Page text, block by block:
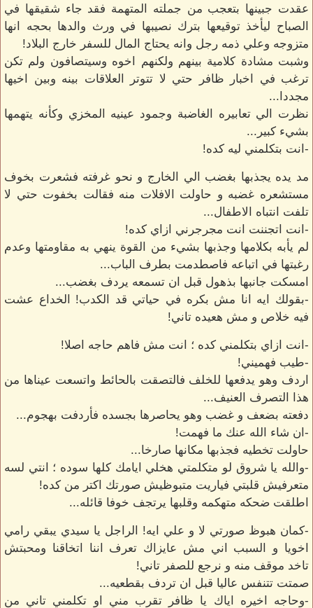
عقدت جبينها بتعجب من جملته المتهمة فقد جاء شقيقها في
الصباح ليأخذ توقيعها بترك نصيبها في ورث والدها بحجه انها
متزوجه وعلي ذمه رجل وانه يحتاج المال للسفر خارج البلاد!
وشبت مشادة كلامية بينهم ولكنهم اخوه وسيتصافون ولم تكن
ترغب في اخبار ظافر حتي لا تتوتر العلاقات بينه وبين اخيها
مجددا...
نظرت الي تعابيره الغاضبة وجمود عينيه المخزي وكأنه يتهمها
بشيء كبير...
-انت بتكلمني ليه كده!
مد يده يجذبها بغضب الي الخارج و نحو غرفته فشعرت بخوف
مستشعره غضبه و حاولت الافلات منه فقالت بخفوت حتي لا
تلفت انتباه الاطفال...
-انت اتجننت انت مجرجرني ازاي كده!
لم يأبه بكلامها وجذبها بشيء من القوة ينهي به مقاومتها وعدم
رغبتها في اتباعه فاصطدمت بطرف الباب...
امسكت جانبها بذهول قبل ان تسمعه يردف بغضب...
-بقولك ايه انا مش بكره في حياتي قد الكدب! الخداع عشت
فيه خلاص و مش هعيده تاني!
-انت ازاي بتكلمني كده ؛ انت مش فاهم حاجه اصلا!
-طيب فهميني!
اردف وهو يدفعها للخلف فالتصقت بالحائط واتسعت عيناها من
هذا التصرف العنيف...
دفعته بضعف و غضب وهو يحاصرها بجسده فأردفت بهجوم...
-ان شاء الله عنك ما فهمت!
حاولت تخطيه فجذبها مكانها صارخا...
-والله يا شروق لو متكلمتي هخلي ايامك كلها سوده ؛ انتي لسه
متعرفيش قلبتي فياريت متبوظيش صورتك اكتر من كده!
اطلقت ضحكه متهكمه وقلبها يرتجف خوفا قائله...
-كمان هبوظ صورتي لا و علي ايه! الراجل يا سيدي يبقي رامي
اخويا و السبب اني مش عايزاك تعرف اننا اتخاقنا ومحبتش
تاخد موقف منه و نرجع للصفر تاني!
صمتت تتنفس عاليا قبل ان تردف بقطعيه...
-وحاجه اخيره اياك يا ظافر تقرب مني او تكلمني تاني من